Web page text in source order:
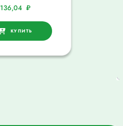
136,04 ₽
КУПИТЬ